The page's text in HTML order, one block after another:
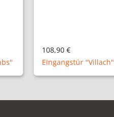
96,90 €
Eingangstür "Vils IRB"